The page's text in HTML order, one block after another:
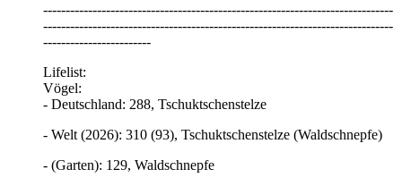
------------------------------------------------------------------------------
------------------------------------------------------------------------------
------------------------
Lifelist:
Vögel:
- Deutschland: 288, Tschuktschenstelze
- Welt (2026): 310 (93), Tschuktschenstelze (Waldschnepfe)
- (Garten): 129, Waldschnepfe